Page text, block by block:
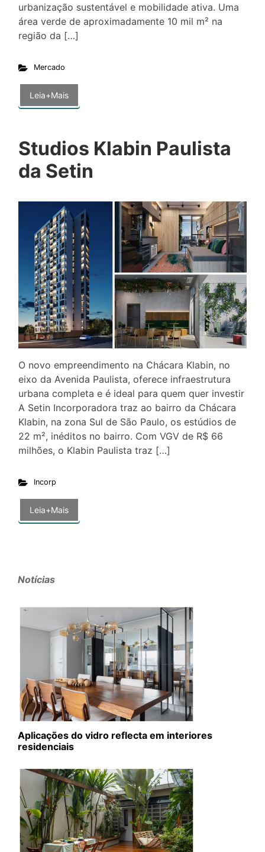
urbanização sustentável e mobilidade ativa. Uma
área verde de aproximadamente 10 mil m² na
região da […]
Mercado
Leia+Mais
Studios Klabin Paulista
da Setin
O novo empreendimento na Chácara Klabin, no
eixo da Avenida Paulista, oferece infraestrutura
urbana completa e é ideal para quem quer investir
A Setin Incorporadora traz ao bairro da Chácara
Klabin, na zona Sul de São Paulo, os estúdios de
22 m², inéditos no bairro. Com VGV de R$ 66
milhões, o Klabin Paulista traz […]
Incorp
Leia+Mais
Notícias
Aplicações do vidro reflecta em interiores
residenciais